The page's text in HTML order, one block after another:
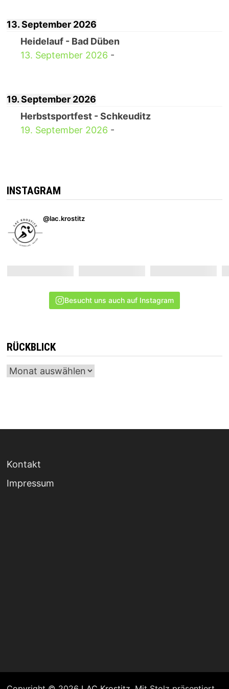
13. September 2026
Heidelauf - Bad Düben
13. September 2026 -
19. September 2026
Herbstsportfest - Schkeuditz
19. September 2026 -
INSTAGRAM
@lac.krostitz
Besucht uns auch auf Instagram
RÜCKBLICK
Archiv
Kontakt
Impressum